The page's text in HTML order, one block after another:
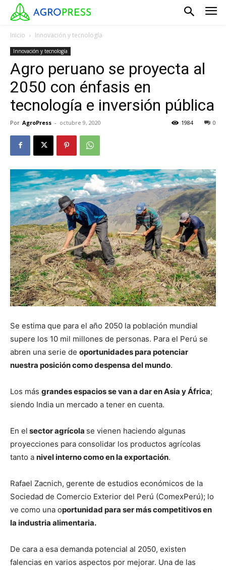
Inicio Innovación y tecnología
Innovación y tecnología
Agro peruano se proyecta al
2050 con énfasis en
tecnología e inversión pública
Por AgroPress - octubre 9, 2020 0
1984
Se estima que para el año 2050 la población mundial
supere los 10 mil millones de personas. Para el Perú se
abren una serie de oportunidades para potenciar
nuestra posición como despensa del mundo.
Los más grandes espacios se van a dar en Asia y África;
siendo India un mercado a tener en cuenta.
En el sector agrícola se vienen haciendo algunas
proyecciones para consolidar los productos agrícolas
tanto a nivel interno como en la exportación.
Rafael Zacnich, gerente de estudios económicos de la
Sociedad de Comercio Exterior del Perú (ComexPerú); lo
ve como una oportunidad para ser más competitivos en
la industria alimentaria.
De cara a esa demanda potencial al 2050, existen
falencias en varios aspectos por mejorar. Una de las